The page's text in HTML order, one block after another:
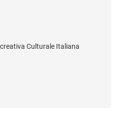
Culturale Italiana